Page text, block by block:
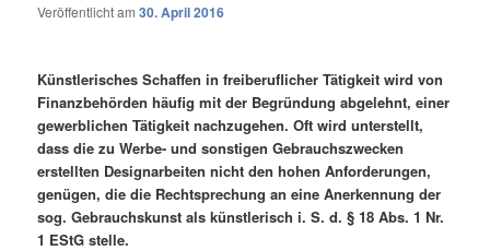
Veröffentlicht am30. April 2016
Künstlerisches Schaffen in freiberuflicher Tätigkeit wird von
Finanzbehörden häufig mit der Begründung abgelehnt, einer
gewerblichen Tätigkeit nachzugehen. Oft wird unterstellt,
dass die zu Werbe- und sonstigen Gebrauchszwecken
erstellten Designarbeiten nicht den hohen Anforderungen,
genügen, die die Rechtsprechung an eine Anerkennung der
sog. Gebrauchskunst als künstlerisch i. S. d. § 18 Abs. 1 Nr.
1 EStG stelle.